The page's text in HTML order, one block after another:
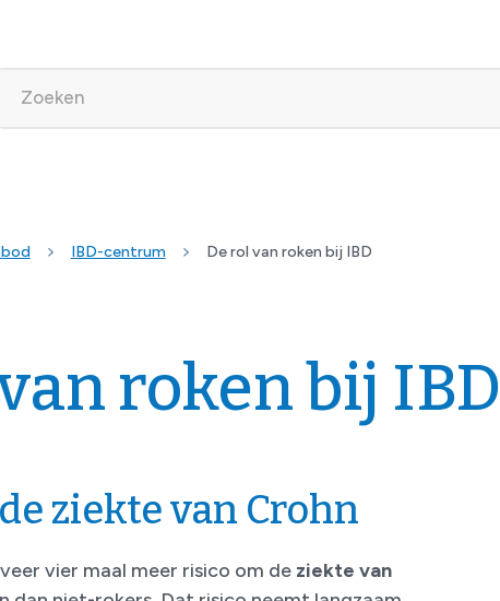
IBD-centrum De rol van roken bij IBD
roken bij IBD
ziekte van Crohn
vier maal meer risico om de ziekte van